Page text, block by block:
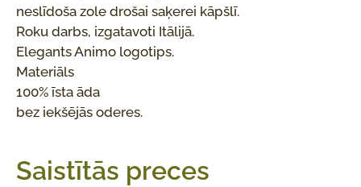
neslīdoša zole drošai saķerei kāpšlī.
Roku darbs, izgatavoti Itālijā.
Elegants Animo logotips.
Materiāls
100% īsta āda
bez iekšējās oderes.
Saistītās preces